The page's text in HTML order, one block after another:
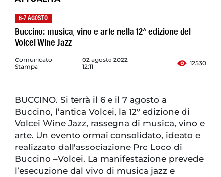
6-7 AGOSTO
Buccino: musica, vino e arte nella 12^ edizione del
Volcei Wine Jazz
Comunicato
Stampa
02 agosto 2022
12:11
12530
BUCCINO. Si terrà il 6 e il 7 agosto a
Buccino, l’antica Volcei, la 12° edizione di
Volcei Wine Jazz, rassegna di musica, vino e
arte. Un evento ormai consolidato, ideato e
realizzato dall'associazione Pro Loco di
Buccino –Volcei. La manifestazione prevede
l’esecuzione dal vivo di musica jazz e